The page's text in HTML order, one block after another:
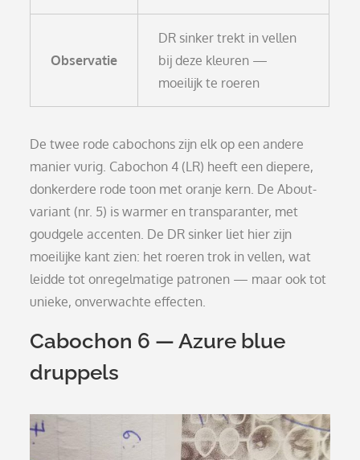
Observatie
DR sinker trekt in vellen
bij deze kleuren —
moeilijk te roeren
De twee rode cabochons zijn elk op een andere
manier vurig. Cabochon 4 (LR) heeft een diepere,
donkerdere rode toon met oranje kern. De About-
variant (nr. 5) is warmer en transparanter, met
goudgele accenten. De DR sinker liet hier zijn
moeilijke kant zien: het roeren trok in vellen, wat
leidde tot onregelmatige patronen — maar ook tot
unieke, onverwachte effecten.
Cabochon 6 — Azure blue
druppels